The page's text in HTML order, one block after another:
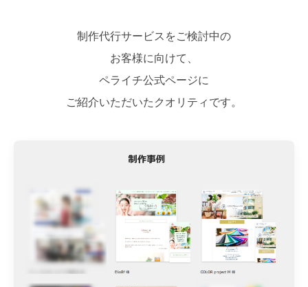
制作代行サービスをご検討中の
お客様に向けて、
ペライチ公式ページに
ご紹介いただいたクオリティです。